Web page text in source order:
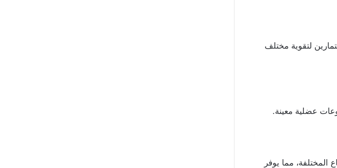
لتقوية مختلف
عضلية معينة.
المختلفة، مما يوفر